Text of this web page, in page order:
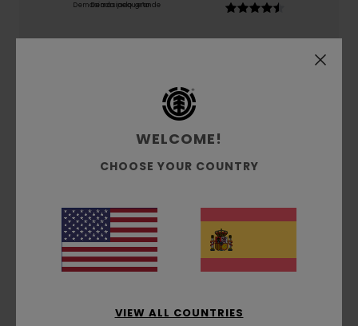
Demasiado pequeño
Demasiado grande
5/5
Massimiliano15. febrero 2026
Cómoda
Mostrar original - Italiano
Comodidad: 5 Relación calidad-precio: 5 Talla
WELCOME!
CHOOSE YOUR COUNTRY
VIEW ALL COUNTRIES